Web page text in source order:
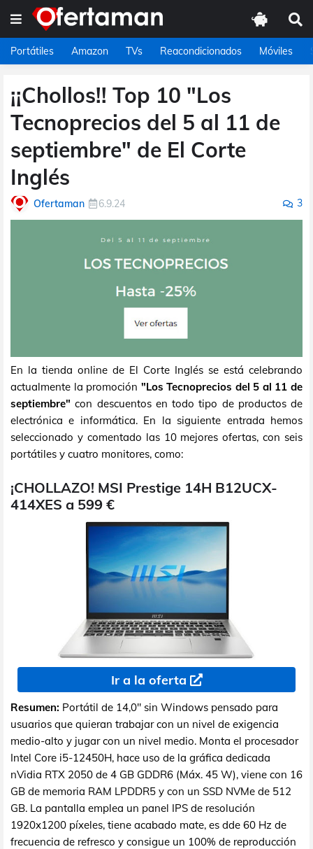
Portátiles Amazon TVs Reacondicionados Móviles
¡¡Chollos!! Top 10 "Los
Tecnoprecios del 5 al 11 de
septiembre" de El Corte
Inglés
Ofertaman 6.9.24 3
En la tienda online de El Corte Inglés se está celebrando
actualmente la promoción "Los Tecnoprecios del 5 al 11 de
septiembre" con descuentos en todo tipo de productos de
electrónica e informática. En la siguiente entrada hemos
seleccionado y comentado las 10 mejores ofertas, con seis
portátiles y cuatro monitores, como:
¡CHOLLAZO! MSI Prestige 14H B12UCX-
414XES a 599 €
Ir a la oferta
Resumen: Portátil de 14,0" sin Windows pensado para
usuarios que quieran trabajar con un nivel de exigencia
medio-alto y jugar con un nivel medio. Monta el procesador
Intel Core i5-12450H, hace uso de la gráfica dedicada
nVidia RTX 2050 de 4 GB GDDR6 (Máx. 45 W), viene con 16
GB de memoria RAM LPDDR5 y con un SSD NVMe de 512
GB. La pantalla emplea un panel IPS de resolución
1920x1200 píxeles, tiene acabado mate, es dde 60 Hz de
frecuencia de refresco y consigue un 100% de reproducción